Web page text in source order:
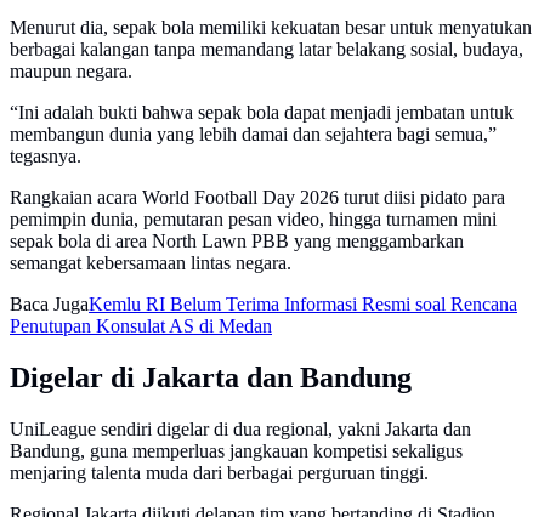
Menurut dia, sepak bola memiliki kekuatan besar untuk menyatukan
berbagai kalangan tanpa memandang latar belakang sosial, budaya,
maupun negara.
“Ini adalah bukti bahwa sepak bola dapat menjadi jembatan untuk
membangun dunia yang lebih damai dan sejahtera bagi semua,”
tegasnya.
Rangkaian acara World Football Day 2026 turut diisi pidato para
pemimpin dunia, pemutaran pesan video, hingga turnamen mini
sepak bola di area North Lawn PBB yang menggambarkan
semangat kebersamaan lintas negara.
Baca JugaKemlu RI Belum Terima Informasi Resmi soal Rencana
Penutupan Konsulat AS di Medan
Digelar di Jakarta dan Bandung
UniLeague sendiri digelar di dua regional, yakni Jakarta dan
Bandung, guna memperluas jangkauan kompetisi sekaligus
menjaring talenta muda dari berbagai perguruan tinggi.